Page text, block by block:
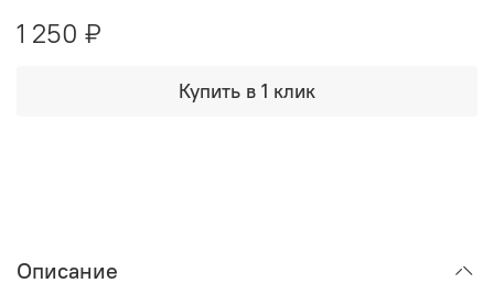
1 250 ₽
Купить в 1 клик
Описание